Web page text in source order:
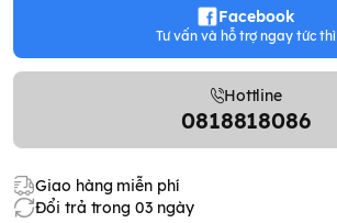
Facebook
Tư vấn và hỗ trợ ngay tức thì
Hottline
0818818086
Giao hàng miễn phí
Đổi trả trong 03 ngày